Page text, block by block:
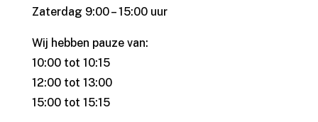
Zaterdag 9:00 – 15:00 uur
Wij hebben pauze van:
10:00 tot 10:15
12:00 tot 13:00
15:00 tot 15:15